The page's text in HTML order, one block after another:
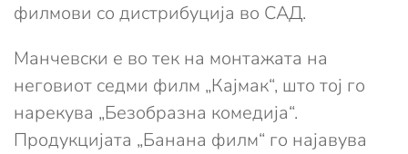
филмови со дистрибуција во САД.
Манчевски е во тек на монтажата на
неговиот седми филм „Кајмак“, што тој го
нарекува „Безобразна комедија“.
Продукцијата „Банана филм“ го најавува